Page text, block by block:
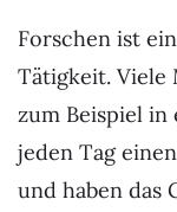
Forschen ist
Tätigkeit. Viele
zum Beispiel
jeden Tag
und haben das